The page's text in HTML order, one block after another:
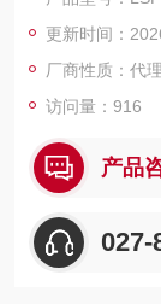
投影（LSP）模
现3D机器视觉与
更新时间：
厂商性质：代
访问量：916
产品
027-